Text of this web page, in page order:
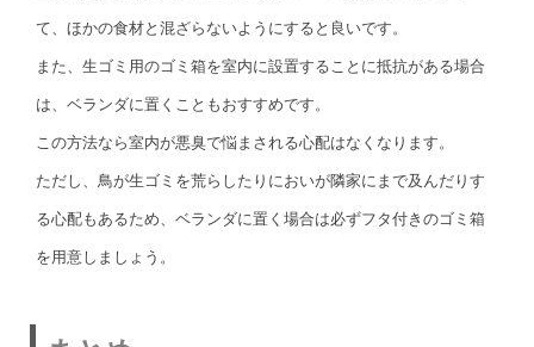
て、ほかの食材と混ざらないようにすると良いです。
また、生ゴミ用のゴミ箱を室内に設置することに抵抗がある場合
は、ベランダに置くこともおすすめです。
この方法なら室内が悪臭で悩まされる心配はなくなります。
ただし、鳥が生ゴミを荒らしたりにおいが隣家にまで及んだりす
る心配もあるため、ベランダに置く場合は必ずフタ付きのゴミ箱
を用意しましょう。